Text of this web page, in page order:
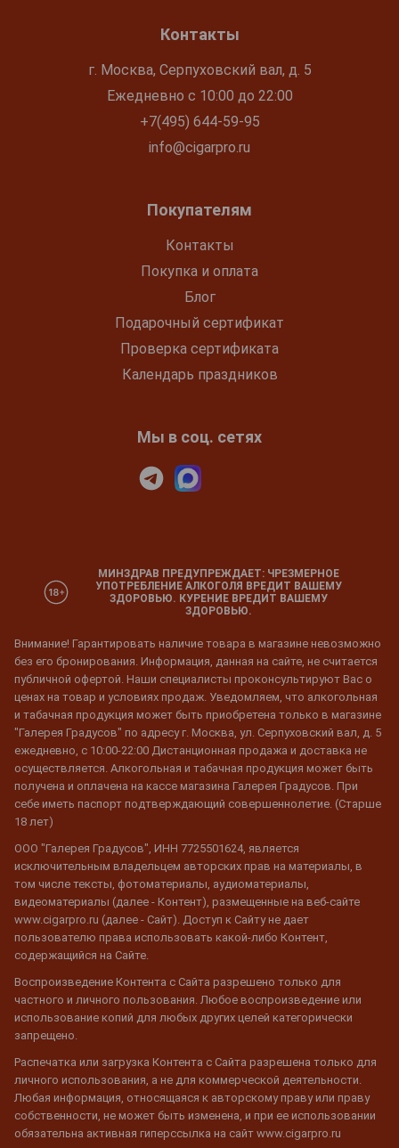
Контакты
г. Москва, Серпуховский вал, д. 5
Ежедневно с 10:00 до 22:00
+7(495) 644-59-95
info@cigarpro.ru
Покупателям
Контакты
Покупка и оплата
Блог
Подарочный сертификат
Проверка сертификата
Календарь праздников
Мы в соц. сетях
МИНЗДРАВ ПРЕДУПРЕЖДАЕТ: ЧРЕЗМЕРНОЕ
УПОТРЕБЛЕНИЕ АЛКОГОЛЯ ВРЕДИТ ВАШЕМУ
ЗДОРОВЬЮ. КУРЕНИЕ ВРЕДИТ ВАШЕМУ
ЗДОРОВЬЮ.
Внимание! Гарантировать наличие товара в магазине невозможно
без его бронирования. Информация, данная на сайте, не считается
публичной офертой. Наши специалисты проконсультируют Вас о
ценах на товар и условиях продаж. Уведомляем, что алкогольная
и табачная продукция может быть приобретена только в магазине
"Галерея Градусов" по адресу г. Москва, ул. Серпуховский вал, д. 5
ежедневно, с 10:00-22:00 Дистанционная продажа и доставка не
осуществляется. Алкогольная и табачная продукция может быть
получена и оплачена на кассе магазина Галерея Градусов. При
себе иметь паспорт подтверждающий совершеннолетие. (Старше
18 лет)
ООО "Галерея Градусов", ИНН 7725501624, является
исключительным владельцем авторских прав на материалы, в
том числе тексты, фотоматериалы, аудиоматериалы,
видеоматериалы (далее - Контент), размещенные на веб-сайте
www.cigarpro.ru (далее - Сайт). Доступ к Сайту не дает
пользователю права использовать какой-либо Контент,
содержащийся на Сайте.
Воспроизведение Контента с Сайта разрешено только для
частного и личного пользования. Любое воспроизведение или
использование копий для любых других целей категорически
запрещено.
Распечатка или загрузка Контента с Сайта разрешена только для
личного использования, а не для коммерческой деятельности.
Любая информация, относящаяся к авторскому праву или праву
собственности, не может быть изменена, и при ее использовании
обязательна активная гиперссылка на сайт www.cigarpro.ru